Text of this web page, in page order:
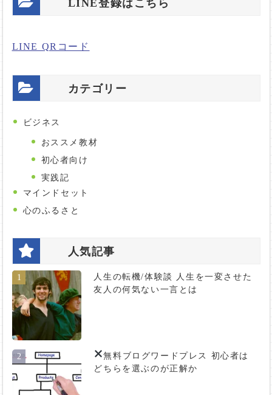
LINE登録はこちら
LINE QRコード
カテゴリー
ビジネス
おススメ教材
初心者向け
実践記
マインドセット
心のふるさと
人気記事
1
人生の転機/体験談 人生を一変させた
友人の何気ない一言とは
2 無料ブログ ワードプレス 初心者は
どちらを選ぶのが正解か